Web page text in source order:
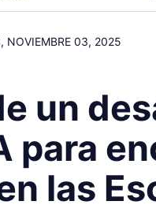
NOVIEMBRE 03, 2025
un
para
las